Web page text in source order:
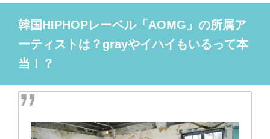
韓国HIPHOPレーベル「AOMG」の所属ア
ーティストは？grayやイハイもいるって本
当！？